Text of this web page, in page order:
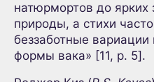
натюрмортов до ярких
природы, а стихи
беззаботные вариации
формы вака» [11, p. 5].